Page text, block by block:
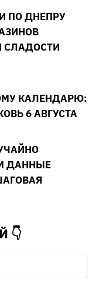
ПО ДНЕПРУ
СЛАДОСТИ
КАЛЕНДАРЮ:
6 АВГУСТА
ДАННЫЕ
👇